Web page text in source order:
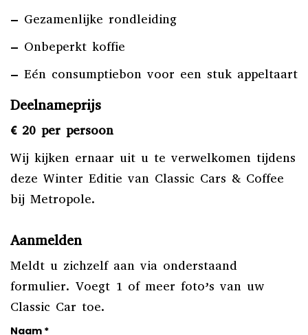
– Gezamenlijke rondleiding
– Onbeperkt koffie
– Eén consumptiebon voor een stuk appeltaart
Deelnameprijs
€ 20 per persoon
Wij kijken ernaar uit u te verwelkomen tijdens
deze Winter Editie van Classic Cars & Coffee
bij Metropole.
Aanmelden
Meldt u zichzelf aan via onderstaand
formulier. Voegt 1 of meer foto’s van uw
Classic Car toe.
Naam *